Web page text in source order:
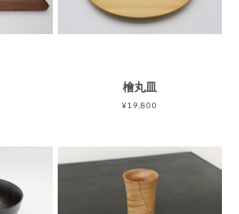
檜丸皿
¥19,800